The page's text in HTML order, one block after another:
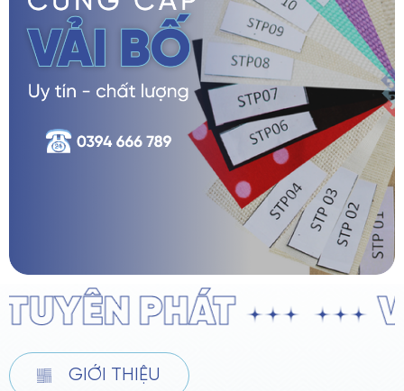
TUYÊN PHÁT
GIỚI THIỆU